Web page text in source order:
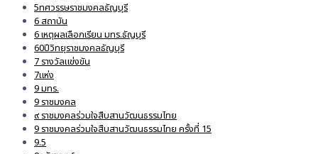
5ทศวรรษราชมงคลธัญบุรี
6 สถาบัน
6 เหตุผลเลือกเรียน มทร.ธัญบุรี
60ปีวิทยุราชมงคลธัญบุรี
7 รางวัลแข่งขัน
7แห่ง
9 มทร.
9 ราชมงคล
๙ ราชมงคลร่วมใจสืบสานวัฒนธรรมไทย
9 ราชมงคลร่วมใจสืบสานวัฒนธรรมไทย ครั้งที่ 15
9.5